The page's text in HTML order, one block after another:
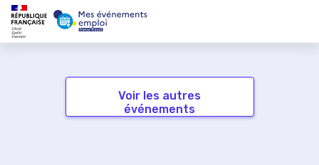
Voir les autres
événements